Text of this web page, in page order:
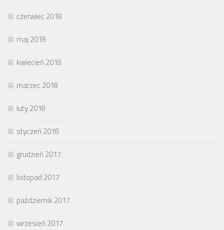
czerwiec 2018
maj 2018
kwiecień 2018
marzec 2018
luty 2018
styczeń 2018
grudzień 2017
listopad 2017
październik 2017
wrzesień 2017